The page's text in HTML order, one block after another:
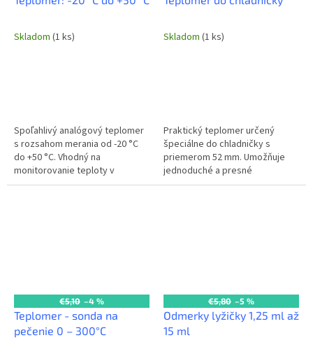
Skladom (1 ks)
Spoľahlivý analógový teplomer
s rozsahom merania od -20 °C
do +50 °C. Vhodný na
monitorovanie teploty v
chladničkách, mrazničkách,
Skladom (1 ks)
Praktický teplomer určený
špeciálne do chladničky s
priemerom 52 mm. Umožňuje
jednoduché a presné
sledovanie vnútornej teploty
€5,10 –4 %
Teplomer - sonda na
pečenie 0 – 300°C
€5,80 –5 %
Odmerky lyžičky 1,25 ml až
15 ml